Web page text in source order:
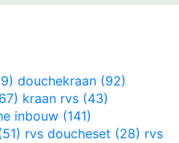
douchekraan (92)
kraan rvs (43)
inbouw (141)
rvs doucheset (28) rvs